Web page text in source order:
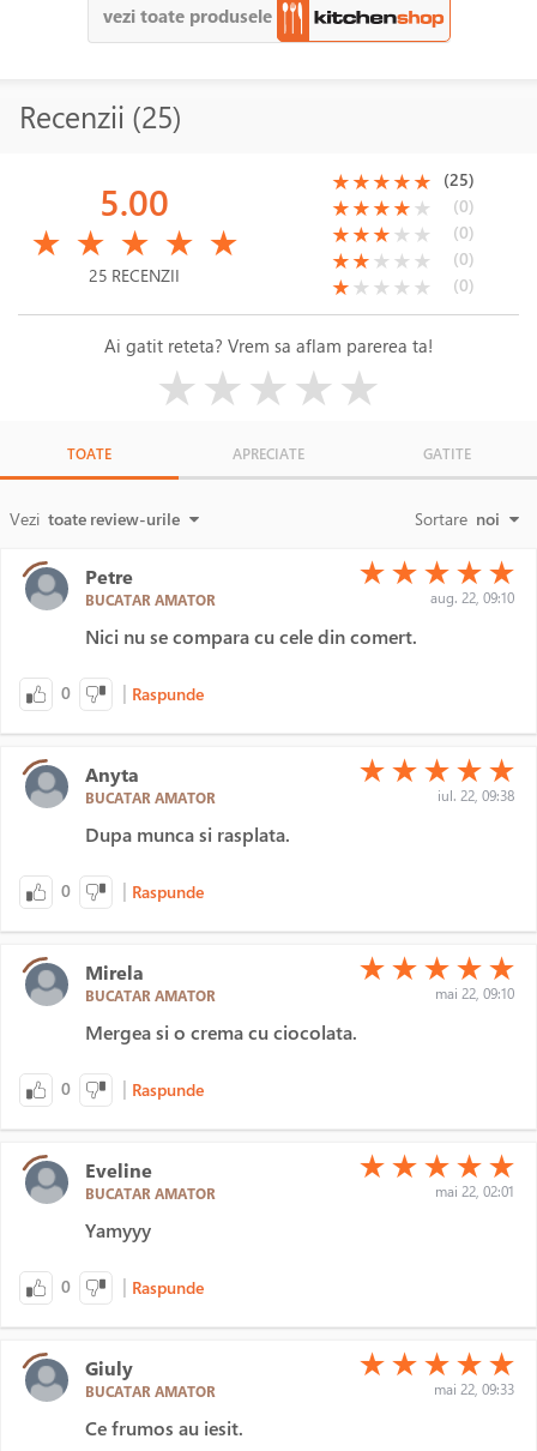
vezi toate produsele
Recenzii (25)
5.00
★ ★ ★ ★ ★
25 RECENZII
(*)
★(*)
★(*)
★(*)
★(*)
★ (25)
(*)
★(*)
★(*)
★(*)
★( )
★ (0)
(*)
★(*)
★(*)
★( )
★ ( )
★ (0)
(*)
★(*)
★( )
★ ( )
★ ( )
★ (0)
(*)
★( )
★ ( )
★ ( )
★ ( )
★ (0)
Ai gatit reteta? Vrem sa aflam parerea ta!
★★★★★
TOATE APRECIATE GATITE
Vezi toate review-urile Sortare noi
Petre
BUCATAR AMATOR
(*)
★ (*)
★ (*)
★ (*)
★ (*)
★
aug. 22, 09:10
Nici nu se compara cu cele din comert.
0 | Raspunde
Anyta
BUCATAR AMATOR
(*)
★ (*)
★ (*)
★ (*)
★ (*)
★
iul. 22, 09:38
Dupa munca si rasplata.
0 | Raspunde
Mirela
BUCATAR AMATOR
(*)
★ (*)
★ (*)
★ (*)
★ (*)
★
mai 22, 09:10
Mergea si o crema cu ciocolata.
0 | Raspunde
Eveline
BUCATAR AMATOR
(*)
★ (*)
★ (*)
★ (*)
★ (*)
★
mai 22, 02:01
Yamyyy
0 | Raspunde
Giuly
BUCATAR AMATOR
(*)
★ (*)
★ (*)
★ (*)
★ (*)
★
mai 22, 09:33
Ce frumos au iesit.